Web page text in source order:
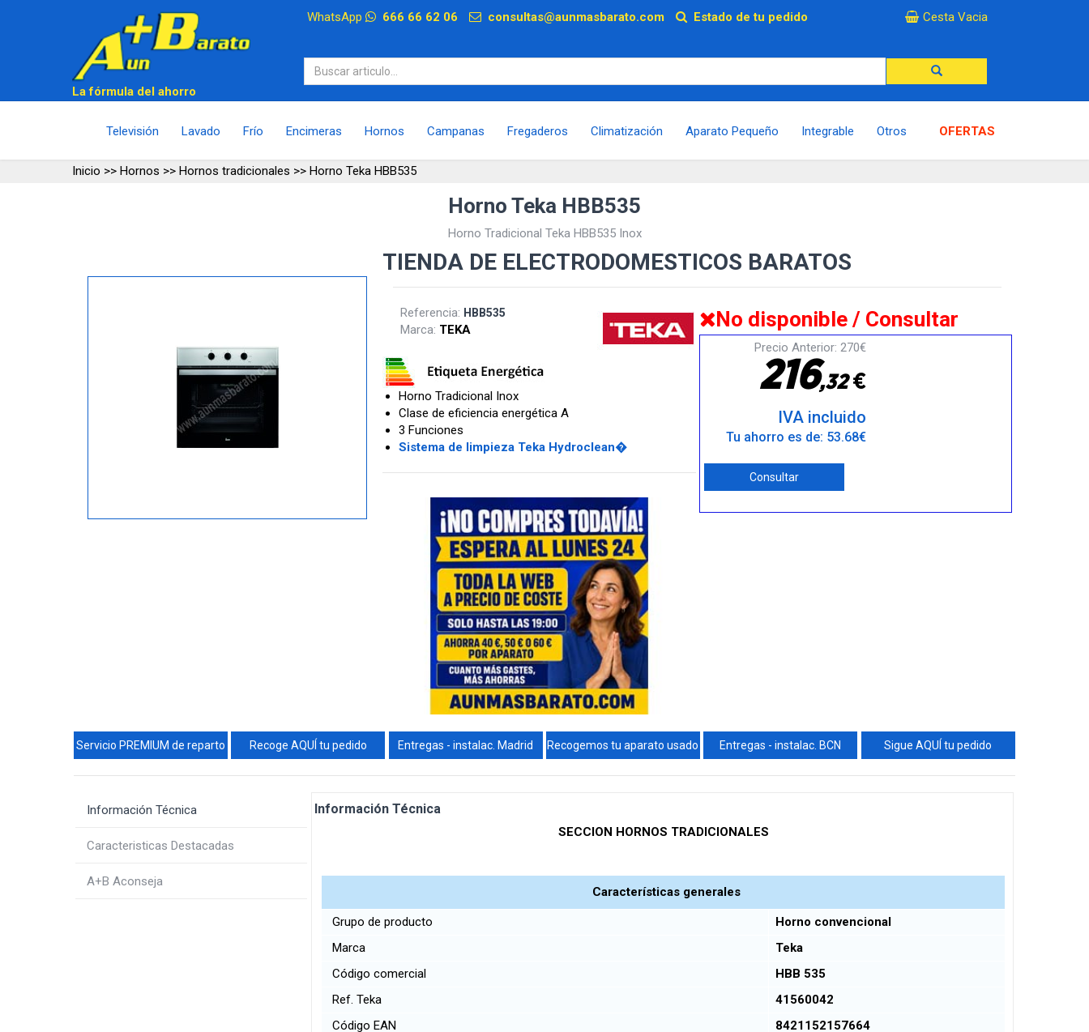
WhatsApp 666 66 62 06 consultas@aunmasbarato.com Estado de tu pedido Cesta Vacia
La fórmula del ahorro
Televisión Lavado Frío Encimeras Hornos Campanas Fregaderos Climatización Aparato Pequeño Integrable Otros OFERTAS
Inicio >> Hornos >> Hornos tradicionales >> Horno Teka HBB535
Horno Teka HBB535
Horno Tradicional Teka HBB535 Inox
TIENDA DE ELECTRODOMESTICOS BARATOS
Referencia: HBB535
Marca: TEKA
Horno Tradicional Inox
Clase de eficiencia energética A
3 Funciones
Sistema de limpieza Teka Hydroclean�
No disponible / Consultar
Precio Anterior: 270€
216,32€
IVA incluido
Tu ahorro es de: 53.68€
Consultar
Servicio PREMIUM de reparto Recoge AQUÍ tu pedido Entregas - instalac. Madrid Recogemos tu aparato usado Entregas - instalac. BCN Sigue AQUÍ tu pedido
Información Técnica
Caracteristicas Destacadas
A+B Aconseja
Información Técnica
SECCION HORNOS TRADICIONALES
Características generales
Grupo de producto
Horno convencional
Marca
Teka
Código comercial
HBB 535
Ref. Teka
41560042
Código EAN
8421152157664